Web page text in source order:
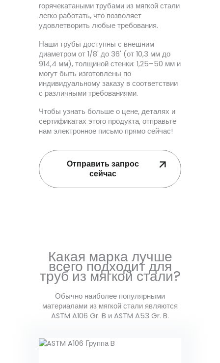
горячекатаными трубами из мягкой стали
легко работать, что позволяет
удовлетворить любые требования.
Наши трубы доступны с внешним
диаметром от 1/8' до 36' (от 10,3 мм до
914,4 мм), толщиной стенки: 1,25–50 мм и
могут быть изготовлены по
индивидуальному заказу в соответствии
с различными требованиями.
Чтобы узнать больше о цене, деталях и
сертификатах этого продукта, отправьте
нам электронное письмо прямо сейчас!
Отправить запрос
сейчас
Какая марка лучше
всего подходит для
труб из мягкой стали?
Обычно наиболее популярными
материалами из мягкой стали являются
ASTM A106 Gr. B и ASTM A53 Gr. B.